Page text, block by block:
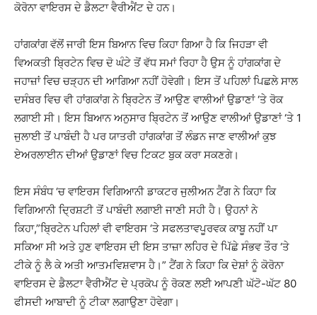
ਕੋਰੋਨਾ ਵਾਇਰਸ ਦੇ ਡੈਲਟਾ ਵੈਰੀਐਂਟ ਦੇ ਹਨ।
ਹਾਂਗਕਾਂਗ ਵੱਲੋਂ ਜਾਰੀ ਇਸ ਬਿਆਨ ਵਿਚ ਕਿਹਾ ਗਿਆ ਹੈ ਕਿ ਜਿਹੜਾ ਵੀ
ਵਿਅਕਤੀ ਬ੍ਰਿਟੇਨ ਵਿਚ ਦੋ ਘੰਟੇ ਤੋਂ ਵੱਧ ਸਮਾਂ ਰਿਹਾ ਹੈ ਉਸ ਨੂੰ ਹਾਂਗਕਾਂਗ ਦੇ
ਜਹਾਜ਼ਾਂ ਵਿਚ ਚੜ੍ਹਨ ਦੀ ਆਗਿਆ ਨਹੀਂ ਹੋਵੇਗੀ। ਇਸ ਤੋਂ ਪਹਿਲਾਂ ਪਿਛਲੇ ਸਾਲ
ਦਸੰਬਰ ਵਿਚ ਵੀ ਹਾਂਗਕਾਂਗ ਨੇ ਬ੍ਰਿਟੇਨ ਤੋਂ ਆਉਣ ਵਾਲੀਆਂ ਉਡਾਣਾਂ ‘ਤੇ ਰੋਕ
ਲਗਾਈ ਸੀ। ਇਸ ਬਿਆਨ ਅਨੁਸਾਰ ਬ੍ਰਿਟੇਨ ਤੋਂ ਆਉਣ ਵਾਲੀਆਂ ਉਡਾਣਾਂ ‘ਤੇ 1
ਜੁਲਾਈ ਤੋਂ ਪਾਬੰਦੀ ਹੈ ਪਰ ਯਾਤਰੀ ਹਾਂਗਕਾਂਗ ਤੋਂ ਲੰਡਨ ਜਾਣ ਵਾਲੀਆਂ ਕੁਝ
ਏਅਰਲਾਈਨ ਦੀਆਂ ਉਡਾਣਾਂ ਵਿਚ ਟਿਕਟ ਬੁਕ ਕਰਾ ਸਕਣਗੇ।
ਇਸ ਸੰਬੰਧ ‘ਚ ਵਾਇਰਸ ਵਿਗਿਆਨੀ ਡਾਕਟਰ ਜੁਲੀਅਨ ਟੈਂਗ ਨੇ ਕਿਹਾ ਕਿ
ਵਿਗਿਆਨੀ ਦ੍ਰਿਸ਼ਟੀ ਤੋਂ ਪਾਬੰਦੀ ਲਗਾਈ ਜਾਣੀ ਸਹੀ ਹੈ। ਉਹਨਾਂ ਨੇ
ਕਿਹਾ,”ਬ੍ਰਿਟੇਨ ਪਹਿਲਾਂ ਵੀ ਵਾਇਰਸ ‘ਤੇ ਸਫਲਤਾਵਪੂਰਵਕ ਕਾਬੂ ਨਹੀਂ ਪਾ
ਸਕਿਆ ਸੀ ਅਤੇ ਹੁਣ ਵਾਇਰਸ ਦੀ ਇਸ ਤਾਜ਼ਾ ਲਹਿਰ ਦੇ ਪਿੱਛੇ ਸੰਭਵ ਤੌਰ ‘ਤੇ
ਟੀਕੇ ਨੂੰ ਲੈ ਕੇ ਅਤੀ ਆਤਮਵਿਸ਼ਵਾਸ ਹੈ।” ਟੈਂਗ ਨੇ ਕਿਹਾ ਕਿ ਦੇਸ਼ਾਂ ਨੂੰ ਕੋਰੋਨਾ
ਵਾਇਰਸ ਦੇ ਡੈਲਟਾ ਵੈਰੀਐਂਟ ਦੇ ਪ੍ਰਕੋਪ ਨੂੰ ਰੋਕਣ ਲਈ ਆਪਣੀ ਘੱਟੋ-ਘੱਟ 80
ਫੀਸਦੀ ਆਬਾਦੀ ਨੂੰ ਟੀਕਾ ਲਗਾਉਣਾ ਹੋਵੇਗਾ।